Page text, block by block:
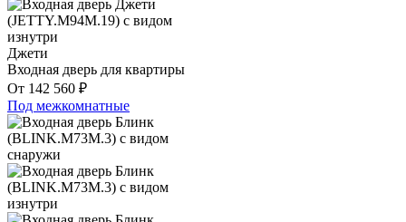
Джети
Входная дверь для квартиры
От 142 560 ₽
Под межкомнатные